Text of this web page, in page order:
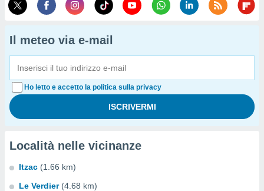
Il meteo via e-mail
Ho letto e accetto la politica sulla privacy
Località nelle vicinanze
Itzac (1.66 km)
Le Verdier (4.68 km)